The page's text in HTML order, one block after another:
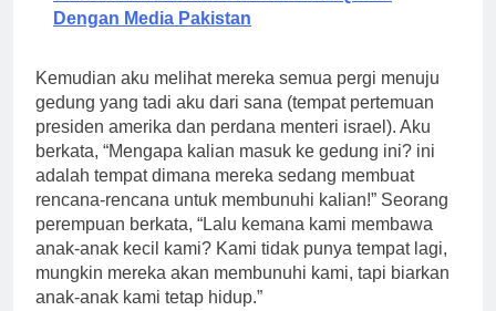
Dengan Media Pakistan
Kemudian aku melihat mereka semua pergi menuju
gedung yang tadi aku dari sana (tempat pertemuan
presiden amerika dan perdana menteri israel). Aku
berkata, “Mengapa kalian masuk ke gedung ini? ini
adalah tempat dimana mereka sedang membuat
rencana-rencana untuk membunuhi kalian!” Seorang
perempuan berkata, “Lalu kemana kami membawa
anak-anak kecil kami? Kami tidak punya tempat lagi,
mungkin mereka akan membunuhi kami, tapi biarkan
anak-anak kami tetap hidup.”